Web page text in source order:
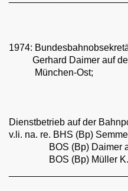
1974:
Gerhard Daimer auf der
München-Ost;
Dienstbetrieb auf der
v.li. na. re. BHS (Bp)
BOS (Bp) Daimer
BOS (Bp) Müller K.,